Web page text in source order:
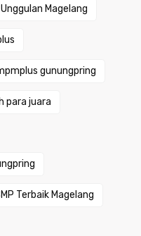
Magelang
gunungpring
para juara
Terbaik Magelang